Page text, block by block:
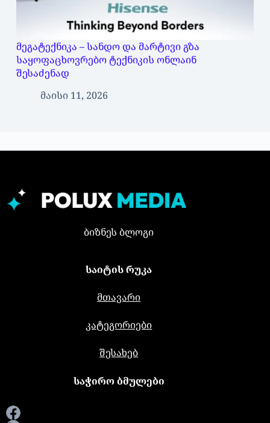
მეგატექნიკა – სანდო და მარტივი გზა
საყოფაცხოვრებო ტექნიკის ონლაინ
შესაძენად
მაისი 11, 2026
ბიზნეს ბლოგი
საიტის რუკა
მთავარი
კატეგორიები
შესახებ
საჭირო ბმულები